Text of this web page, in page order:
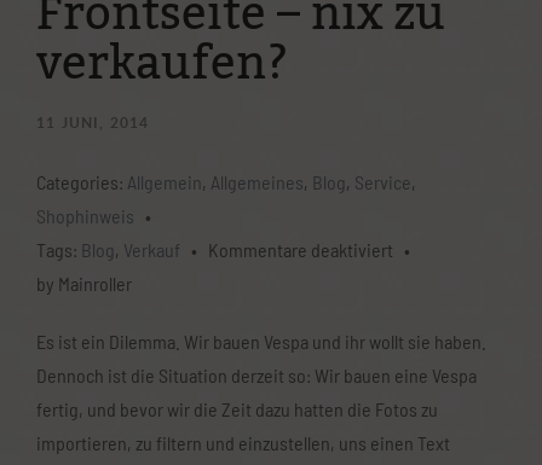
verkaufen?
11 JUNI, 2014
Categories: Allgemein, Allgemeines, Blog, Service,
Shophinweis •
Tags: Blog, Verkauf • Kommentare deaktiviert für
Frontseite
–
nix
zu
•
by Mainroller
Es ist ein Dilemma. Wir bauen Vespa und ihr wollt sie haben.
Dennoch ist die Situation derzeit so: Wir bauen eine Vespa
fertig, und bevor wir die Zeit dazu hatten die Fotos zu
importieren, zu filtern und einzustellen, uns einen Text